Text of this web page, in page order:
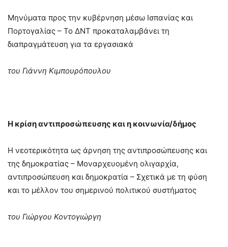
Μηνύματα προς την κυβέρνηση μέσω Ισπανίας και
Πορτογαλίας – Το ΔΝΤ προκαταλαμβάνει τη
διαπραγμάτευση για τα εργασιακά
του Γιάννη Κιμπουρόπουλου
Η κρίση αντιπροσώπευσης και η κοινωνία/δήμος
Η νεοτερικότητα ως άρνηση της αντιπροσώπευσης και
της δημοκρατίας – Μοναρχευομένη ολιγαρχία,
αντιπροσώπευση και δημοκρατία – Σχετικά με τη φύση
και το μέλλον του σημερινού πολιτικού συστήματος
του Γιώργου Κοντογιώργη